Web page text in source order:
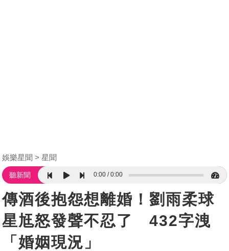
娛樂星聞 星聞
聽新聞 0:00 0:00
傳酒後抱怨想離婚！劉雨柔球
星尪怒發聲不忍了 432字洩
「婚姻現況」